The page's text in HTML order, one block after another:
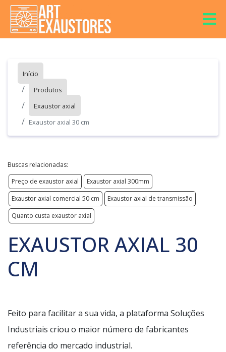
Início
Produtos
Exaustor axial
Exaustor axial 30 cm
Buscas relacionadas:
Preço de exaustor axial
Exaustor axial 300mm
Exaustor axial comercial 50 cm
Exaustor axial de transmissão
Quanto custa exaustor axial
EXAUSTOR AXIAL 30
CM
Feito para facilitar a sua vida, a plataforma Soluções
Industriais criou o maior número de fabricantes
referência do mercado industrial.